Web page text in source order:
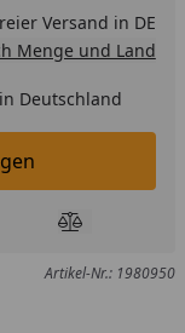
Versand in DE
Menge und Land
Deutschland
legen
Produkt
Artikel-Nr.: 1980950